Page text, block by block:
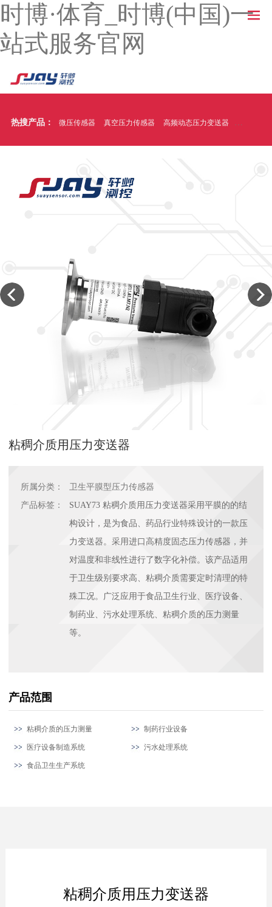
时博·体育_时博(中国)一
站式服务官网
热搜产品： 微压传感器 真空压力传感器 高频动态压力变送器 温压一体
粘稠介质用压力变送器
所属分类：
卫生平膜型压力传感器
产品标签：
SUAY73 粘稠介质用压力变送器采用平膜的的结
构设计，是为食品、药品行业特殊设计的一款压
力变送器。采用进口高精度固态压力传感器，并
对温度和非线性进行了数字化补偿。该产品适用
于卫生级别要求高、粘稠介质需要定时清理的特
殊工况。广泛应用于食品卫生行业、医疗设备、
制药业、污水处理系统、粘稠介质的压力测量
等。
产品范围
粘稠介质的压力测量 制药行业设备
医疗设备制造系统 污水处理系统
食品卫生生产系统
粘稠介质用压力变送器